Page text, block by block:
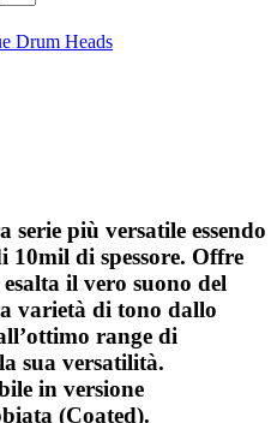
Drum Heads
più versatile essendo
di spessore. Offre
il vero suono del
varietà di tono dallo
range di
sua versatilità.
in versione
(Coated).